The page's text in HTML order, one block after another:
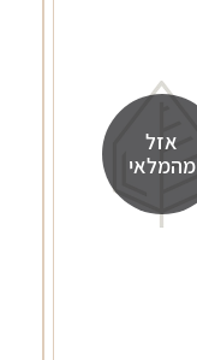
אזל
מהמלאי